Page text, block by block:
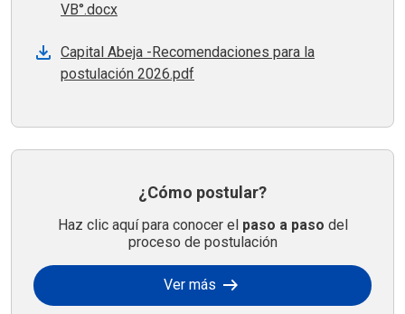
VB°.docx
Capital Abeja -Recomendaciones para la
postulación 2026.pdf
¿Cómo postular?
Haz clic aquí para conocer el paso a paso del
proceso de postulación
Ver más arrow_right_alt